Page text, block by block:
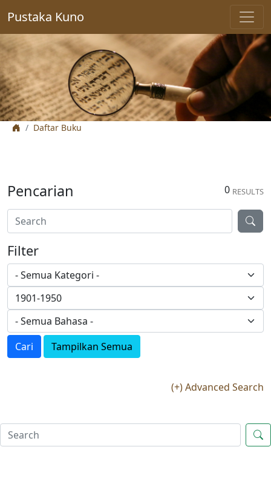
Pustaka Kuno
Daftar Buku
0 RESULTS
Pencarian
Filter
Cari Tampilkan Semua
(+) Advanced Search